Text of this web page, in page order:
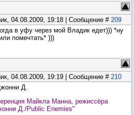
04.08.2009, 19:18 | Сообщение # 209
в уфу через мой Владик едет))) *ну
помечтать* )))
04.08.2009, 19:19 | Сообщение # 210
Д.
Майкла Манна, режиссёра
Д./Public Enemies"